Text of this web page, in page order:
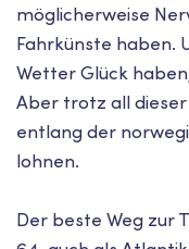
möglicherweise
Fahrkünste haben.
Wetter Glück
Aber trotz all dieser
entlang der
lohnen.
Der beste Weg zur